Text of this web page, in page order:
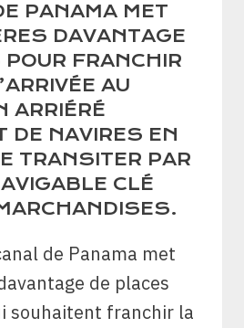
PANAMA MET
DAVANTAGE
FRANCHIR
AU
ARRIÉRÉ
DE NAVIRES EN
TRANSITER PAR
CLÉ
de Panama met
de places
souhaitent franchir la